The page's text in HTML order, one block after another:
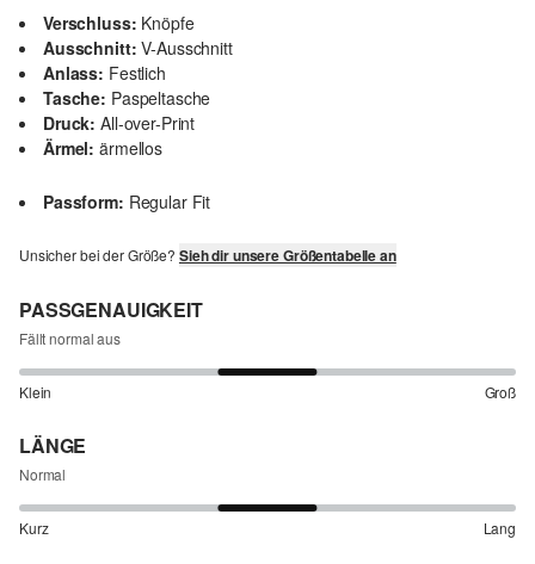
Verschluss: Knöpfe
Ausschnitt: V-Ausschnitt
Anlass: Festlich
Tasche: Paspeltasche
Druck: All-over-Print
Ärmel: ärmellos
Passform: Regular Fit
Unsicher bei der Größe? Sieh dir unsere Größentabelle an
PASSGENAUIGKEIT
Fällt normal aus
Klein Groß
LÄNGE
Normal
Kurz Lang